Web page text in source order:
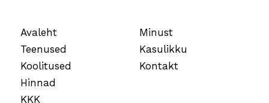
Avaleht
Teenused
Koolitused
Hinnad
KKK
Minust
Kasulikku
Kontakt